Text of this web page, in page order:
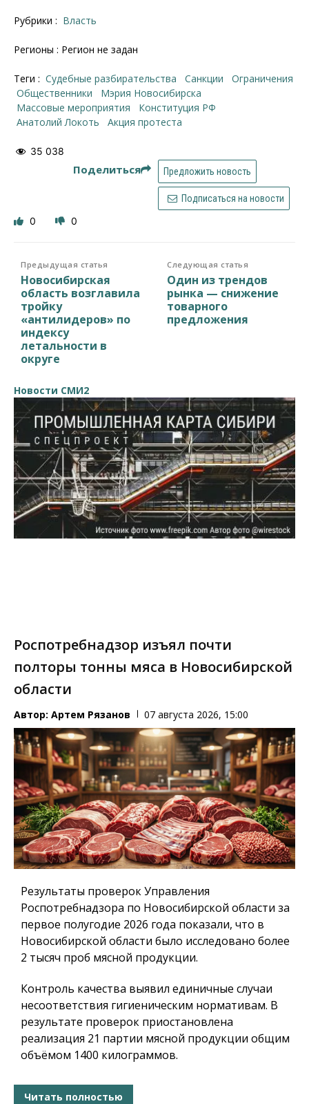
Рубрики : Власть
Регионы : Регион не задан
Теги : судебные разбирательства санкции
ограничения
общественники
Мэрия Новосибирска
массовые мероприятия
Конституция РФ
Анатолий Локоть
акция протеста
35 038
Поделиться Предложить новость
Подписаться на новости
0 0
Предыдущая статья
Новосибирская
область возглавила
тройку
«антилидеров» по
индексу
летальности в
округе
Следующая статья
Один из трендов
рынка — снижение
товарного
предложения
Новости СМИ2
Роспотребнадзор изъял почти
полторы тонны мяса в Новосибирской
области
Автор: Артем Рязанов 07 августа 2026, 15:00
Результаты проверок Управления
Роспотребнадзора по Новосибирской области за
первое полугодие 2026 года показали, что в
Новосибирской области было исследовано более
2 тысяч проб мясной продукции.
Контроль качества выявил единичные случаи
несоответствия гигиеническим нормативам. В
результате проверок приостановлена
реализация 21 партии мясной продукции общим
объёмом 1400 килограммов.
Читать полностью